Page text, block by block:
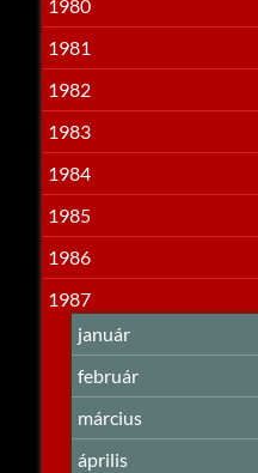
1980
1981
1982
1983
1984
1985
1986
1987
január
február
március
április